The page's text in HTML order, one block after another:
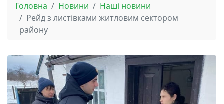
Головна Новини
Наші новини
Рейд з листівками житловим сектором
району